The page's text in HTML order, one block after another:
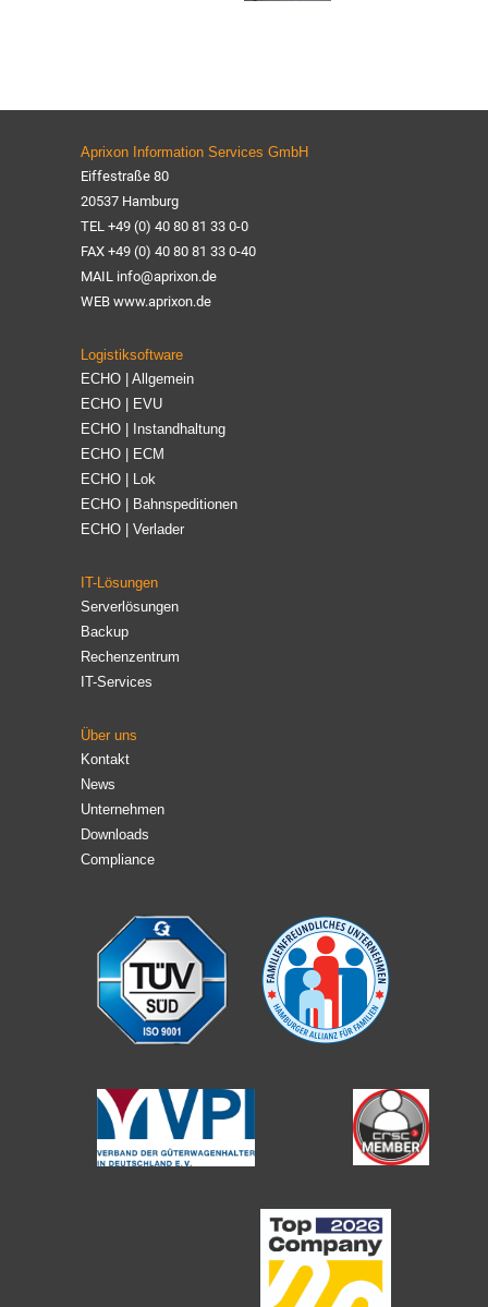
Aprixon Information Services GmbH
Eiffestraße 80
20537 Hamburg
TEL +49 (0) 40 80 81 33 0-0
FAX +49 (0) 40 80 81 33 0-40
MAIL info@aprixon.de
WEB www.aprixon.de
Logistiksoftware
ECHO | Allgemein
ECHO | EVU
ECHO | Instandhaltung
ECHO | ECM
ECHO | Lok
ECHO | Bahnspeditionen
ECHO | Verlader
IT-Lösungen
Serverlösungen
Backup
Rechenzentrum
IT-Services
Über uns
Kontakt
News
Unternehmen
Downloads
Compliance